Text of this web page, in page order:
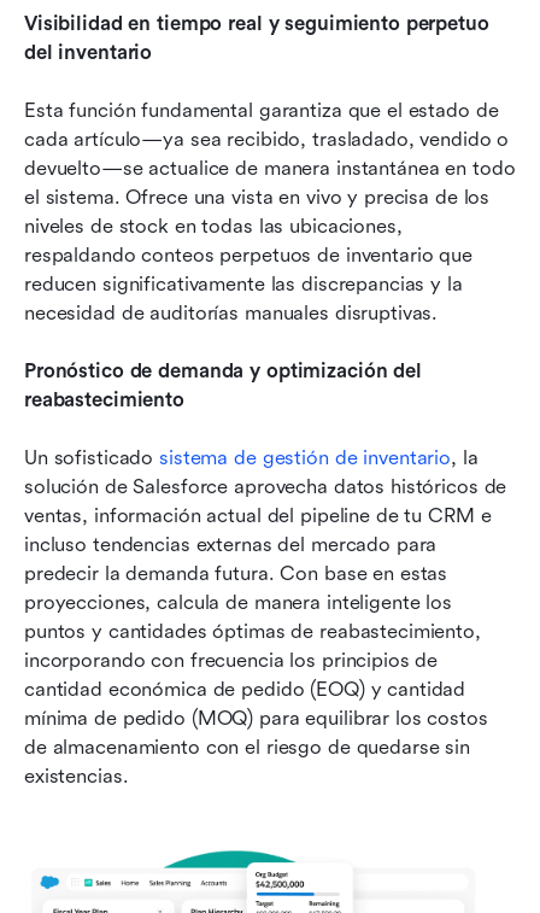
Visibilidad en tiempo real y seguimiento perpetuo
del inventario
Esta función fundamental garantiza que el estado de
cada artículo—ya sea recibido, trasladado, vendido o
devuelto—se actualice de manera instantánea en todo
el sistema. Ofrece una vista en vivo y precisa de los
niveles de stock en todas las ubicaciones,
respaldando conteos perpetuos de inventario que
reducen significativamente las discrepancias y la
necesidad de auditorías manuales disruptivas.
Pronóstico de demanda y optimización del
reabastecimiento
Un sofisticado sistema de gestión de inventario, la
solución de Salesforce aprovecha datos históricos de
ventas, información actual del pipeline de tu CRM e
incluso tendencias externas del mercado para
predecir la demanda futura. Con base en estas
proyecciones, calcula de manera inteligente los
puntos y cantidades óptimas de reabastecimiento,
incorporando con frecuencia los principios de
cantidad económica de pedido (EOQ) y cantidad
mínima de pedido (MOQ) para equilibrar los costos
de almacenamiento con el riesgo de quedarse sin
existencias.